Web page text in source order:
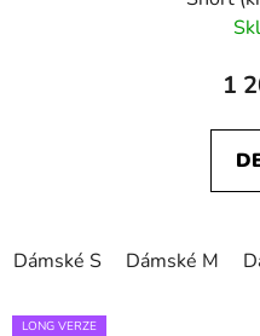
1
Dámské S Dámské M
LONG VERZE